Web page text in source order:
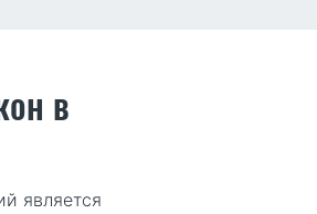
в
является